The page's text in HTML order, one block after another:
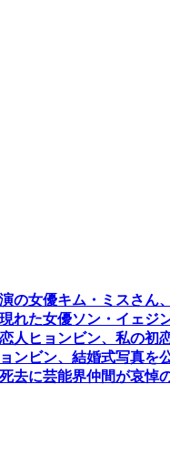
の女優キム・ミスさ
れた女優ソン・イェジ
人ヒョンビン、私の初恋
ンビン、結婚式写真を
去に芸能界仲間が哀悼